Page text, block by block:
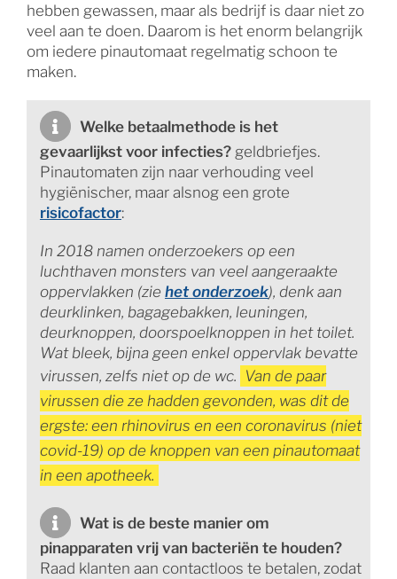
hebben gewassen, maar als bedrijf is daar niet zo
veel aan te doen. Daarom is het enorm belangrijk
om iedere pinautomaat regelmatig schoon te
maken.
Welke betaalmethode is het
gevaarlijkst voor infecties?geldbriefjes.
Pinautomaten zijn naar verhouding veel
hygiënischer, maar alsnog een grote
risicofactor:
In 2018 namen onderzoekers op een
luchthaven monsters van veel aangeraakte
oppervlakken (zie het onderzoek), denk aan
deurklinken, bagagebakken, leuningen,
deurknoppen, doorspoelknoppen in het toilet.
Wat bleek, bijna geen enkel oppervlak bevatte
virussen, zelfs niet op de wc. Van de paar
virussen die ze hadden gevonden, was dit de
ergste: een rhinovirus en een coronavirus (niet
covid-19) op de knoppen van een pinautomaat
in een apotheek.
Wat is de beste manier om
pinapparaten vrij van bacteriën te houden?
Raad klanten aan contactloos te betalen, zodat